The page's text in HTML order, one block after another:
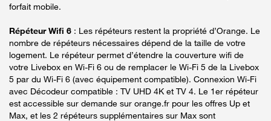
forfait mobile.
Répéteur Wifi 6 : Les répéteurs restent la propriété d’Orange. Le
nombre de répéteurs nécessaires dépend de la taille de votre
logement. Le répéteur permet d’étendre la couverture wifi de
votre Livebox en Wi-Fi 6 ou de remplacer le Wi-Fi 5 de la Livebox
5 par du Wi-Fi 6 (avec équipement compatible). Connexion Wi-Fi
avec Décodeur compatible : TV UHD 4K et TV 4. Le 1er répéteur
est accessible sur demande sur orange.fr pour les offres Up et
Max, et les 2 répéteurs supplémentaires sur Max sont